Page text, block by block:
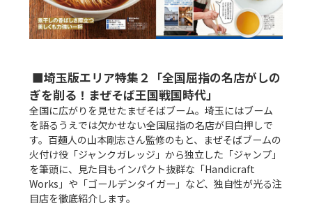
ぎを削る！まぜそば王国戦国時代」
全国に広がりを見せたまぜそばブーム。埼玉にはブーム
を語るうえでは欠かせない全国屈指の名店が目白押しで
す。百麺人の山本剛志さん監修のもと、まぜそばブームの
火付け役「ジャンクガレッジ」から独立した「ジャンプ」
を筆頭に、見た目もインパクト抜群な「Handicraft
Works」や「ゴールデンタイガー」など、独自性が光る注
目店を徹底紹介します。